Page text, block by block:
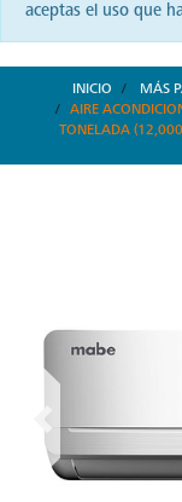
aceptas el uso que
INICIO MÁS
AIRE
TONELADA